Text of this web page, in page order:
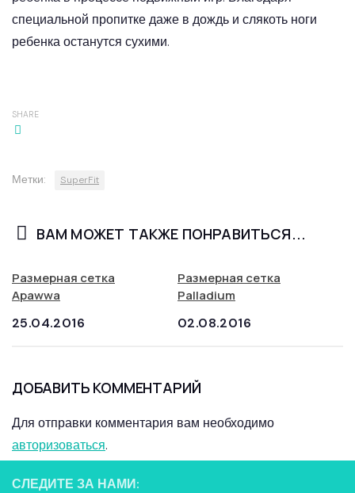
специальной пропитке даже в дождь и слякоть ноги
ребенка останутся сухими.
SHARE
Метки: SuperFit
ВАМ МОЖЕТ ТАКЖЕ ПОНРАВИТЬСЯ...
Размерная сетка
Apawwa
25.04.2016
Размерная сетка
Palladium
02.08.2016
ДОБАВИТЬ КОММЕНТАРИЙ
Для отправки комментария вам необходимо
авторизоваться.
СЛЕДИТЕ ЗА НАМИ: